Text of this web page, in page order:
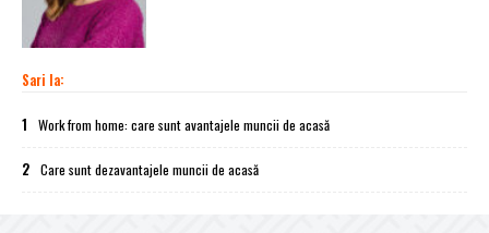
Sari la:
1 Work from home: care sunt avantajele muncii de acasă
2 Care sunt dezavantajele muncii de acasă